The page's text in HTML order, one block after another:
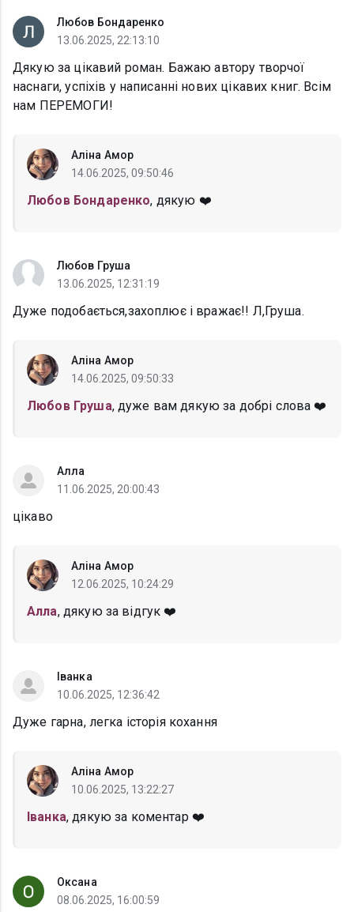
Любов Бондаренко
13.06.2025, 22:13:10
Дякую за цікавий роман. Бажаю автору творчої
наснаги, успіхів у написанні нових цікавих книг. Всім
нам ПЕРЕМОГИ!
Аліна Амор
14.06.2025, 09:50:46
Любов Бондаренко, дякую ❤️
Любов Груша
13.06.2025, 12:31:19
Дуже подобається,захоплює і вражає!! Л,Груша.
Аліна Амор
14.06.2025, 09:50:33
Любов Груша, дуже вам дякую за добрі слова ❤️
Алла
11.06.2025, 20:00:43
цікаво
Аліна Амор
12.06.2025, 10:24:29
Алла, дякую за відгук ❤️
Іванка
10.06.2025, 12:36:42
Дуже гарна, легка історія кохання
Аліна Амор
10.06.2025, 13:22:27
Іванка, дякую за коментар ❤️
Оксана
08.06.2025, 16:00:59